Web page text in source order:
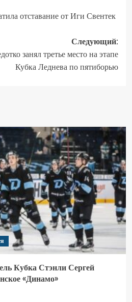
отставание от Иги Свентек
Следующий:
занял третье место на этапе
Кубка Леднева по пятиборью
Кубка Стэнли Сергей
«Динамо»